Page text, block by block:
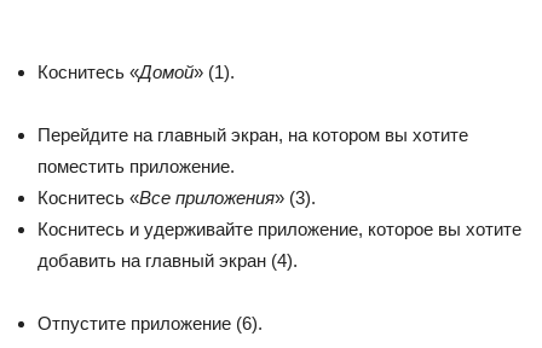
Коснитесь «Домой» (1).
Перейдите на главный экран, на котором вы хотите
поместить приложение.
Коснитесь «Все приложения» (3).
Коснитесь и удерживайте приложение, которое вы хотите
добавить на главный экран (4).
Отпустите приложение (6).